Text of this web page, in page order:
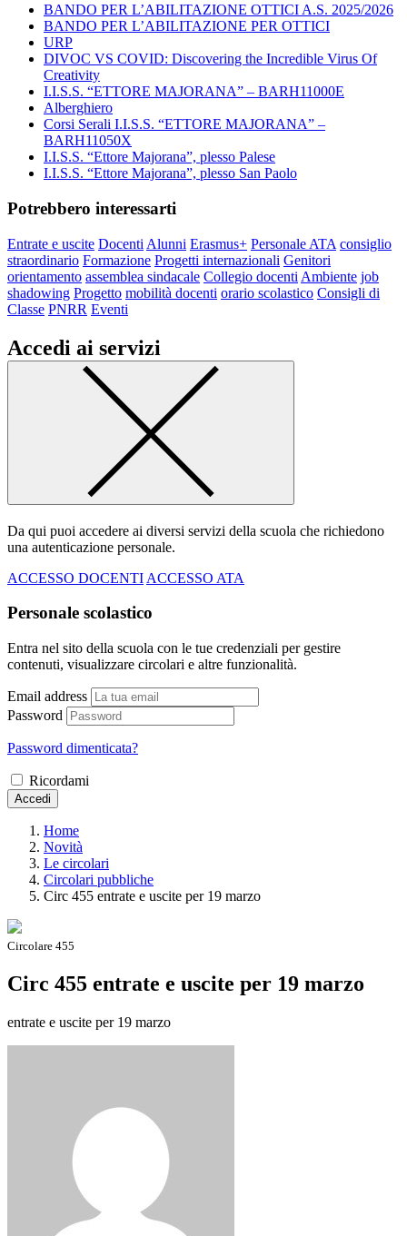
BANDO PER L’ABILITAZIONE OTTICI A.S. 2025/2026
BANDO PER L’ABILITAZIONE PER OTTICI
URP
DIVOC VS COVID: Discovering the Incredible Virus Of
Creativity
I.I.S.S. “ETTORE MAJORANA” – BARH11000E
Alberghiero
Corsi Serali I.I.S.S. “ETTORE MAJORANA” –
BARH11050X
I.I.S.S. “Ettore Majorana”, plesso Palese
I.I.S.S. “Ettore Majorana”, plesso San Paolo
Potrebbero interessarti
Entrate e uscite Docenti Alunni Erasmus+ Personale ATA consiglio
straordinario Formazione Progetti internazionali Genitori
orientamento assemblea sindacale Collegio docenti Ambiente job
shadowing Progetto mobilità docenti orario scolastico Consigli di
Classe PNRR Eventi
Accedi ai servizi
Da qui puoi accedere ai diversi servizi della scuola che richiedono
una autenticazione personale.
ACCESSO DOCENTI ACCESSO ATA
Personale scolastico
Entra nel sito della scuola con le tue credenziali per gestire
contenuti, visualizzare circolari e altre funzionalità.
Email address
Password
Password dimenticata?
Ricordami
Accedi
Home
Novità
Le circolari
Circolari pubbliche
Circ 455 entrate e uscite per 19 marzo
Circolare 455
Circ 455 entrate e uscite per 19 marzo
entrate e uscite per 19 marzo